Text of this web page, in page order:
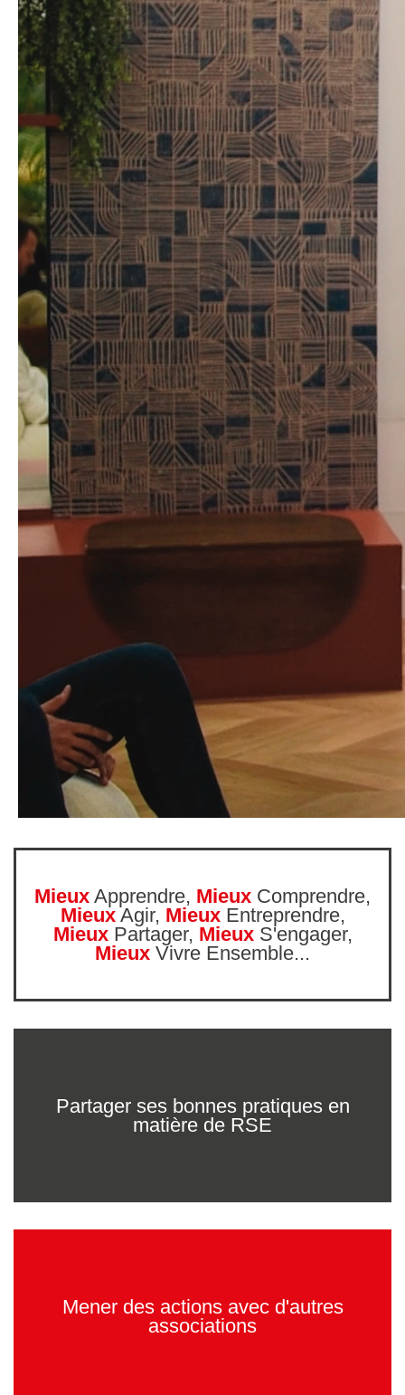
Mieux Apprendre, Mieux Comprendre,
MieuxAgir, MieuxEntreprendre,
MieuxPartager, MieuxS'engager,
Mieux Vivre Ensemble...
Partager ses bonnes pratiques en
matière de RSE
Mener des actions avec d'autres
associations